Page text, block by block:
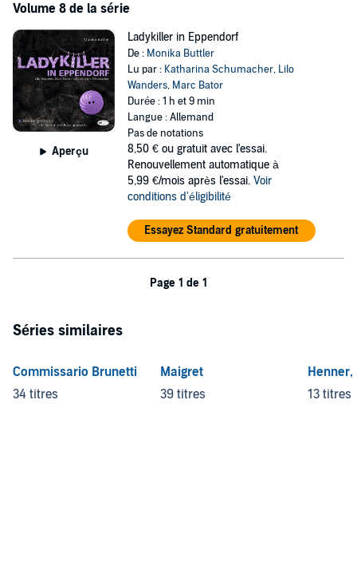
Volume 8 de la série
Aperçu
Ladykiller in Eppendorf
De : Monika Buttler
Lu par : Katharina Schumacher, Lilo
Wanders, Marc Bator
Durée : 1 h et 9 min
Langue : Allemand
Pas de notations
8,50 € ou gratuit avec l'essai.
Renouvellement automatique à
5,99 €/mois après l'essai. Voir
conditions d'éligibilité
Essayez Standard gratuitement
Page 1 de 1
Séries similaires
Commissario Brunetti
34 titres
Maigret
39 titres
Henner,
13 titres